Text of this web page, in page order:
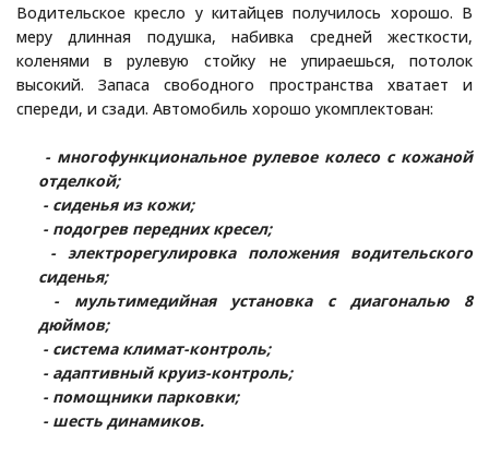
Водительское кресло у китайцев получилось хорошо. В
меру длинная подушка, набивка средней жесткости,
коленями в рулевую стойку не упираешься, потолок
высокий. Запаса свободного пространства хватает и
спереди, и сзади. Автомобиль хорошо укомплектован:
- многофункциональное рулевое колесо с кожаной
отделкой;
- сиденья из кожи;
- подогрев передних кресел;
- электрорегулировка положения водительского
сиденья;
- мультимедийная установка с диагональю 8
дюймов;
- система климат-контроль;
- адаптивный круиз-контроль;
- помощники парковки;
- шесть динамиков.